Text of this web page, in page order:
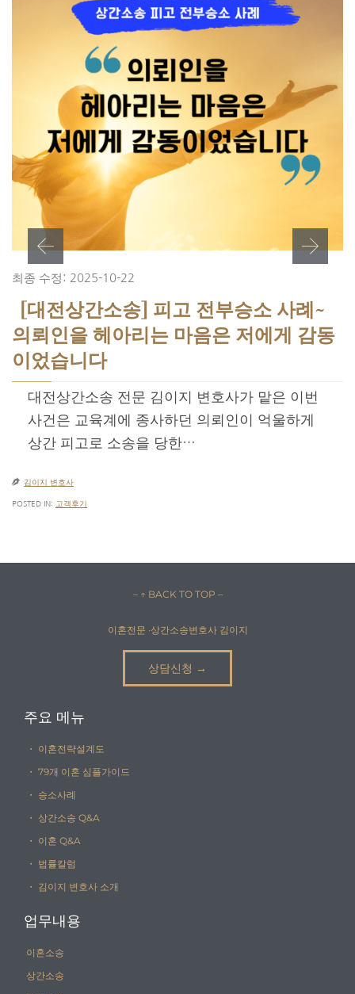
최종 수정: 2025-10-22
[대전상간소송] 피고 전부승소 사례~
의뢰인을 헤아리는 마음은 저에게 감동
이었습니다
대전상간소송 전문 김이지 변호사가 맡은 이번
사건은 교육계에 종사하던 의뢰인이 억울하게
상간 피고로 소송을 당한…
 김이지 변호사
POSTED IN: 고객후기
– ↑ BACK TO TOP –
이혼전문 ·상간소송변호사 김이지
상담신청 →
주요 메뉴
・ 이혼전략설계도
・ 79개 이혼 심플가이드
・ 승소사례
・ 상간소송 Q&A
・ 이혼 Q&A
・ 법률칼럼
・ 김이지 변호사 소개
업무내용
이혼소송
상간소송